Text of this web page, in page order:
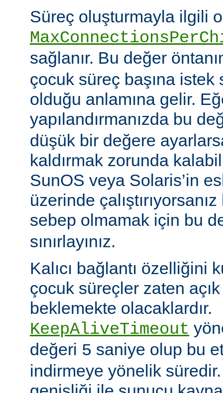
Süreç oluşturmayla ilgili
sağlanır. Bu değer
çocuk süreç başına istek
olduğu anlamına gelir.
yapılandırmanızda bu
düşük bir değere
kaldırmak zorunda
SunOS veya Solaris’in
üzerinde
sebep olmamak için bu
sınırlayınız.
Kalıcı bağlantı özelliğini
çocuk süreçler zaten
beklemekte olacaklardır.
KeepAliveTimeout
değeri 5 saniye olup bu
indirmeye yönelik